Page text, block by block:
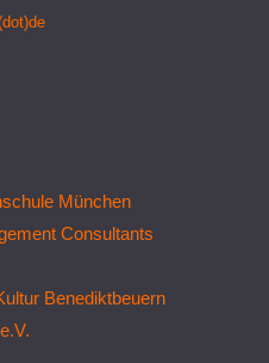
München
Consultants
Benediktbeuern